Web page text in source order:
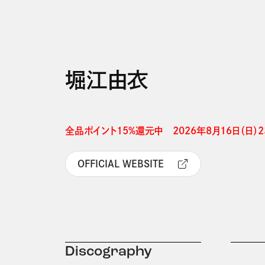
堀江由衣
全品ポイント15%還元中　2026年8月16日（日
OFFICIAL WEBSITE
Discography